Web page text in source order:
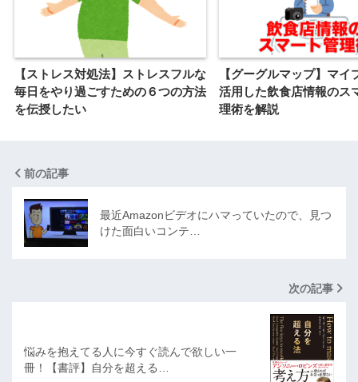
【ストレス対処法】ストレスフルな
毎日をやり過ごすための６つの方法
を伝授したい
【グーグルマップ】マイ
活用した飲食店情報のス
理術を解説
前の記事
最近Amazonビデオにハマっていたので、見つ
けた面白いコンテ…
次の記事
悩みを抱えてる人に今すぐ読んで欲しい一
冊！【書評】自分を超える…